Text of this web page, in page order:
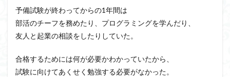
予備試験が終わってからの1年間は
部活のチーフを務めたり、プログラミングを学んだり、
友人と起業の相談をしたりしていた。
合格するためには何が必要かわかっていたから、
試験に向けてあくせく勉強する必要がなかった。